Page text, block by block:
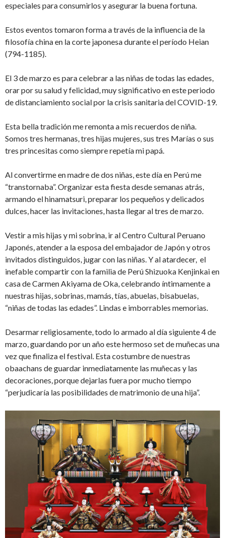
especiales para consumirlos y asegurar la buena fortuna.
Estos eventos tomaron forma a través de la influencia de la
filosofía china en la corte japonesa durante el período Heian
(794-1185).
El 3 de marzo es paracelebrar a las niñas de todas las edades,
orar por su salud y felicidad, muy significativo en este periodo
de distanciamiento social por la crisis sanitaria del COVID-19.
Esta bella tradición me remonta a mis recuerdos de niña.
Somos tres hermanas, tres hijas mujeres, sus tres Marías o sus
tres princesitas como siempre repetía mi papá.
Al convertirme en madre de dos niñas, este día en Perú me
“transtornaba”. Organizar esta fiesta desde semanas atrás,
armando el hinamatsuri, preparar los pequeños y delicados
dulces, hacer las invitaciones, hasta llegar al tres de marzo.
Vestir a mis hijas y mi sobrina, ir al Centro Cultural Peruano
Japonés, atender a la esposa del embajador de Japón y otros
invitados distinguidos, jugar con las niñas. Y al atardecer, el
inefable compartir con la familia de Perú Shizuoka Kenjinkai en
casa de Carmen Akiyama de Oka, celebrando íntimamente a
nuestras hijas, sobrinas, mamás, tías, abuelas, bisabuelas,
“niñas de todas las edades”. Lindas e imborrables memorias.
Desarmar religiosamente, todo lo armado al día siguiente 4 de
marzo, guardando por un año este hermoso set de muñecas una
vez que finaliza el festival. Esta costumbre de nuestras
obaachans de guardar inmediatamente las muñecas y las
decoraciones, porque dejarlas fuera por mucho tiempo
“perjudicaría las posibilidades de matrimonio de una hija”.